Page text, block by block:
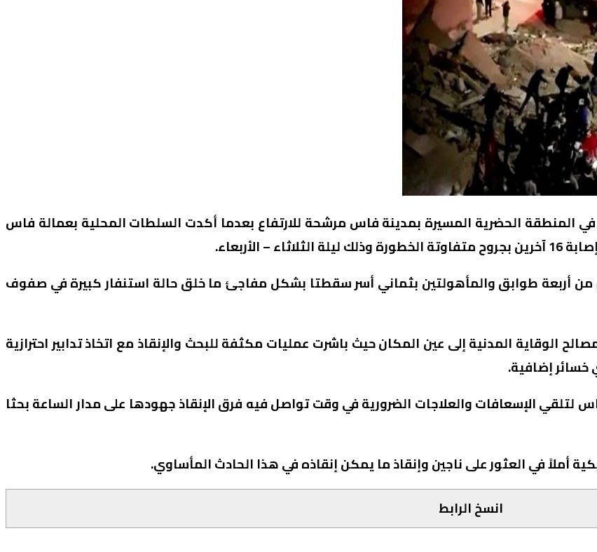
في المنطقة الحضرية المسيرة بمدينة فاس مرشحة للارتفاع بعدما أكدت السلطات المحلية بعمالة فاس
من أربعة طوابق والمأهولتين بثماني أسر سقطتا بشكل مفاجئ ما خلق حالة استنفار كبيرة في صفوف
الوقاية المدنية إلى عين المكان حيث باشرت عمليات مكثفة للبحث والإنقاذ مع اتخاذ تدابير احترازية
خسائر إضافية.
لتلقي الإسعافات والعلاجات الضرورية في وقت تواصل فيه فرق الإنقاذ جهودها على مدار الساعة بحثا
أملاً في العثور على ناجين وإنقاذ ما يمكن إنقاذه في هذا الحادث المأساوي.
انسخ الرابط